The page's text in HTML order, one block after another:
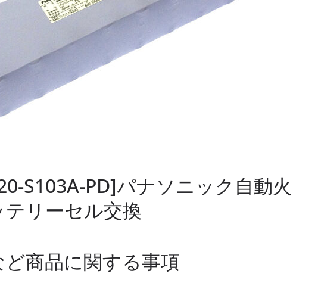
S103A-PD]パナソニック自動火
リーセル交換
商品に関する事項